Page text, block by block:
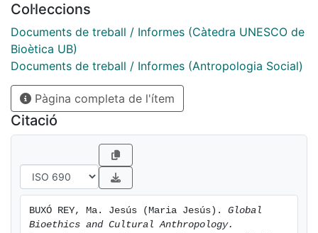
Col·leccions
Documents de treball / Informes (Càtedra UNESCO de
Bioètica UB)
Documents de treball / Informes (Antropologia Social)
Pàgina completa de l'ítem
Citació
BUXÓ REY, Ma. Jesús (Maria Jesús). Global
Bioethics and Cultural Anthropology.